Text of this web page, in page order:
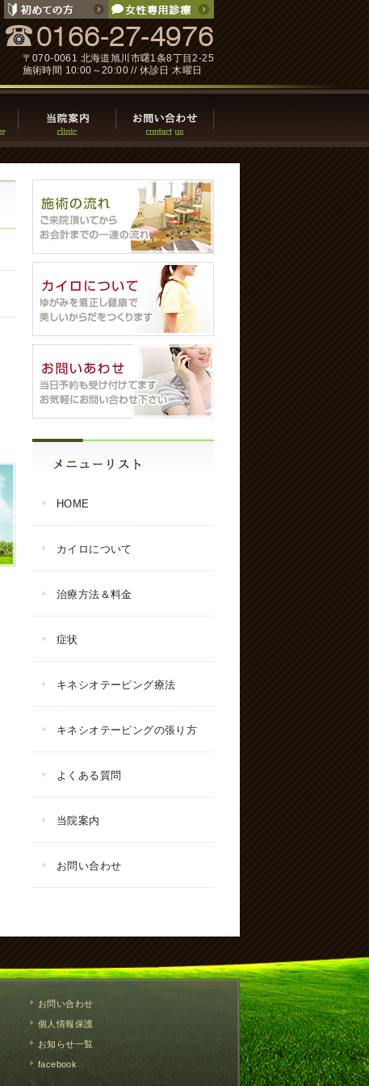
〒070-0061 北海道旭川市曙1条8丁目2-25
施術時間 10:00～20:00 // 休診日 木曜日
HOME
カイロについて
治療方法＆料金
症状
キネシオテーピング療法
キネシオテーピングの張り方
よくある質問
当院案内
お問い合わせ
お問い合わせ
個人情報保護
お知らせ一覧
facebook